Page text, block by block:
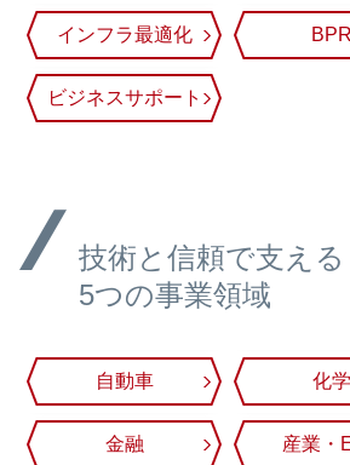
インフラ最適化 BPR
ビジネスサポート
技術と信頼で支える
5つの事業領域
自動車 化学
金融 産業・